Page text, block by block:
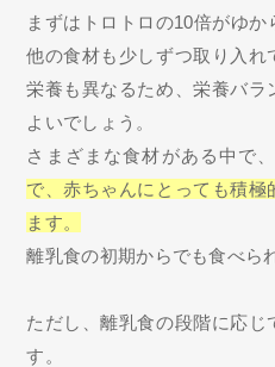
まずはトロトロの10倍がゆ
他の食材も少しずつ取り入れ
栄養も異なるため、栄養バラ
よいでしょう。
さまざまな食材がある中で、
で、赤ちゃんにとっても積極
ます。
離乳食の初期からでも食べら
ただし、離乳食の段階に応じ
す。